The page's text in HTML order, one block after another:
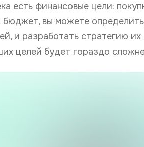
есть финансовые цели:
бюджет, вы можете
и разработать стратегию
целей будет гораздо